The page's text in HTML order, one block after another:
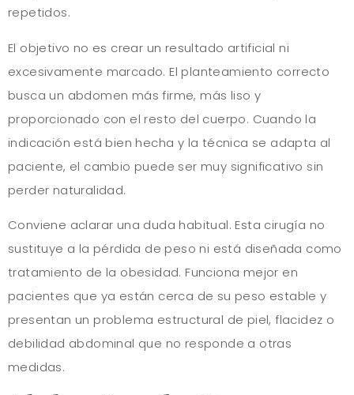
repetidos.
El objetivo no es crear un resultado artificial ni
excesivamente marcado. El planteamiento correcto
busca un abdomen más firme, más liso y
proporcionado con el resto del cuerpo. Cuando la
indicación está bien hecha y la técnica se adapta al
paciente, el cambio puede ser muy significativo sin
perder naturalidad.
Conviene aclarar una duda habitual. Esta cirugía no
sustituye a la pérdida de peso ni está diseñada como
tratamiento de la obesidad. Funciona mejor en
pacientes que ya están cerca de su peso estable y
presentan un problema estructural de piel, flacidez o
debilidad abdominal que no responde a otras
medidas.